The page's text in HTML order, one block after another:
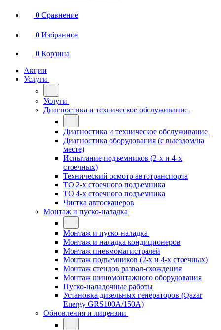
0 Сравнение
0 Избранное
0 Корзина
Акции
Услуги
Услуги
Диагностика и техническое обслуживание
Диагностика и техническое обслуживание
Диагностика оборудования (с выездом/на
месте)
Испытание подъемников (2-х и 4-х
стоечных)
Технический осмотр автотранспорта
ТО 2-х стоечного подъемника
ТО 4-х стоечного подъемника
Чистка автосканеров
Монтаж и пуско-наладка
Монтаж и пуско-наладка
Монтаж и наладка кондиционеров
Монтаж пневмомагистралей
Монтаж подъемников (2-х и 4-х стоечных)
Монтаж стендов развал-схождения
Монтаж шиномонтажного оборудования
Пуско-наладочные работы
Установка дизельных генераторов (Qazar
Energy GRS100A/150A)
Обновления и лицензии